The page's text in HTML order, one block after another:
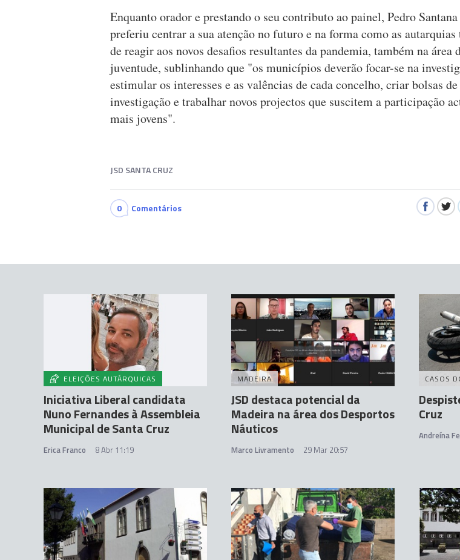
Enquanto orador e prestando o seu contributo ao painel, Pedro
preferiu centrar a sua atenção no futuro e na forma como as autarquias
de reagir aos novos desafios resultantes da pandemia, também na área
juventude, sublinhando que "os municípios deverão focar-se na
estimular os interesses e as valências de cada concelho, criar bolsas de
investigação e trabalhar novos projectos que suscitem a participação
mais jovens".
JSD SANTA CRUZ
0 Comentários
ELEIÇÕES AUTÁRQUICAS
Iniciativa Liberal candidata
Nuno Fernandes à Assembleia
Municipal de Santa Cruz
Erica Franco 8 Abr 11:19
MADEIRA
JSD destaca potencial da
Madeira na área dos Desportos
Náuticos
Marco Livramento 29 Mar 20:57
CASOS
Cruz
Andreína